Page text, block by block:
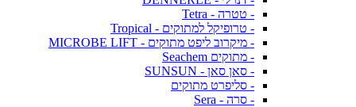
- טטרה - Tetra
- טרופיקל למתוקים - Tropical
- מיקרוב ליפט מתוקים - MICROBE LIFT
- מתוקים Seachem
- סאן סאן - SUNSUN
- סליפרט מתוקים
- סרה - Sera